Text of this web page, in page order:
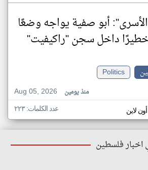
أبو صفية يواجه وضعًا
داخل سجن "راكيفيت"
Politics
Aug 05, 2026
منذ يومين
لاين عدد الكلمات: ٢٢٣
فلسطين